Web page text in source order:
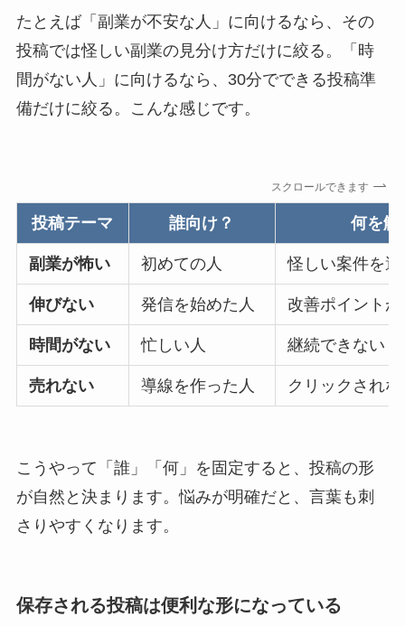
たとえば「副業が不安な人」に向けるなら、その
投稿では怪しい副業の見分け方だけに絞る。「時
間がない人」に向けるなら、30分でできる投稿準
備だけに絞る。こんな感じです。
スクロールできます
投稿テーマ 誰向け？ 何を解
副業が怖い 初めての人 怪しい案件を
伸びない 発信を始めた人 改善ポイント
時間がない 忙しい人 継続できない
売れない 導線を作った人 クリックされな
こうやって「誰」「何」を固定すると、投稿の形
が自然と決まります。悩みが明確だと、言葉も刺
さりやすくなります。
保存される投稿は便利な形になっている